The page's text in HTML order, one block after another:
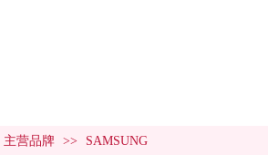
主营品牌 >> SAMSUNG